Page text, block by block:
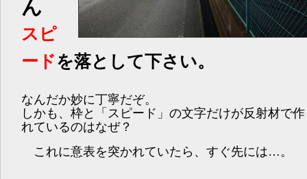
ん
スピ
ードを落として下さい。
なんだか妙に丁寧だぞ。
しかも、枠と「スピード」の文字だけが反射材で
れているのはなぜ？
これに意表を突かれていたら、すぐ先には…。